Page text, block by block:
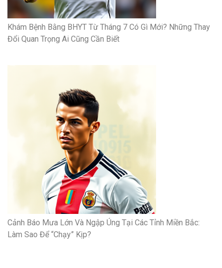
Khám Bệnh Bằng BHYT Từ Tháng 7 Có Gì Mới? Những Thay
Đổi Quan Trọng Ai Cũng Cần Biết
Cảnh Báo Mưa Lớn Và Ngập Úng Tại Các Tỉnh Miền Bắc:
Làm Sao Để “Chạy” Kịp?